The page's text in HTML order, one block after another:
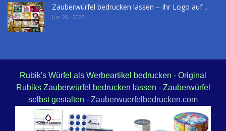
Zauberwürfel bedrucken lassen – Ihr Logo auf ..
Jun 26 - 2025
Rubik's Würfel als Werbeartikel bedrucken - Original
Rubiks Zauberwürfel bedrucken lassen - Zauberwürfel
selbst gestalten - Zauberwuerfelbedrucken.com